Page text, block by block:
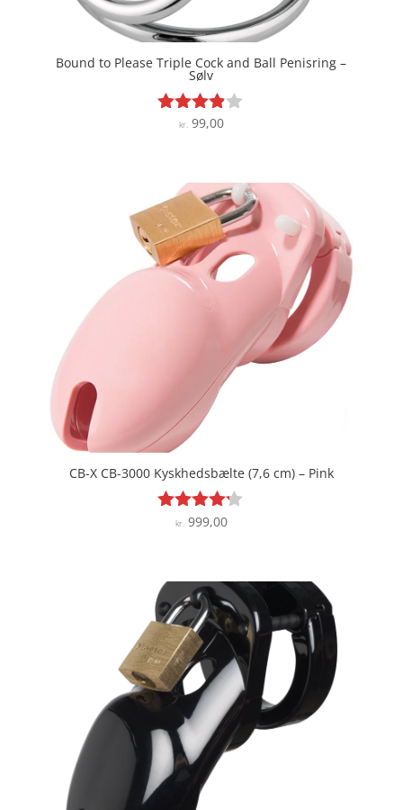
Bound to Please Triple Cock and Ball Penisring –
Sølv
Vurderet
kr.99,00
CB-X CB-3000 Kyskhedsbælte (7,6 cm) – Pink
Vurderet
kr. 999,00